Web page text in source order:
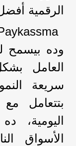
الرقمية
وده بيسمح
العامل
سريعة
بتتعامل
اليومية،
الأسواق